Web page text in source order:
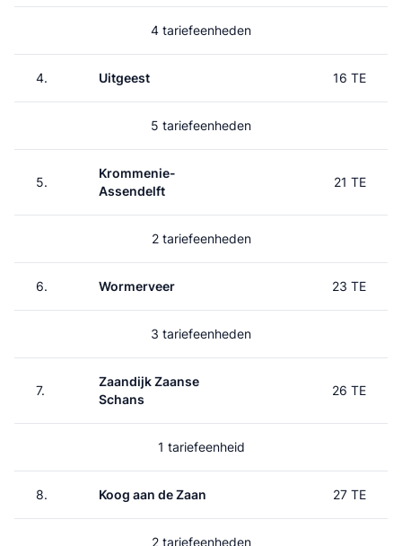
4 tariefeenheden
4. Uitgeest 16 TE
5 tariefeenheden
5.
Krommenie-
Assendelft
21 TE
2 tariefeenheden
6. Wormerveer 23 TE
3 tariefeenheden
7.
Zaandijk Zaanse
Schans
26 TE
1 tariefeenheid
8. Koog aan de Zaan 27 TE
2 tariefeenheden